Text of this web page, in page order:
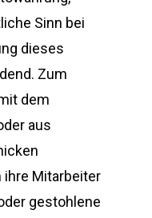
Sinn bei
dieses
Zum
dem
aus
ihre Mitarbeiter
gestohlene